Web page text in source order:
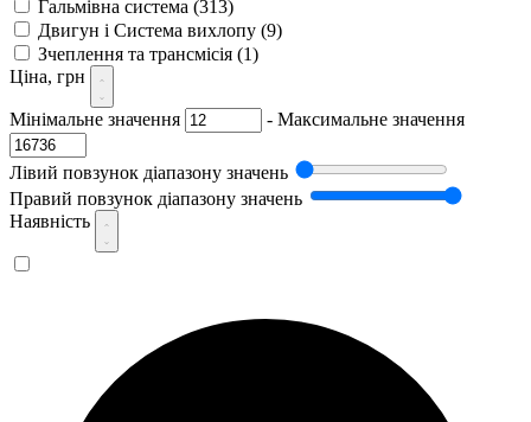
Гальмівна система (313)
Двигун і Система вихлопу (9)
Зчеплення та трансмісія (1)
Ціна, грн
Мінімальне значення - Максимальне значення
Лівий повзунок діапазону значень
Правий повзунок діапазону значень
Наявність